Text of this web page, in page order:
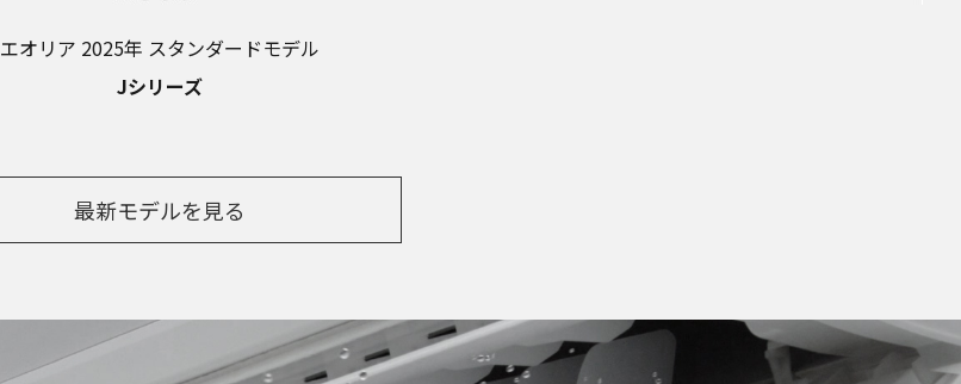
エオリア 2025年 スタンダードモデル
Jシリーズ
最新モデルを見る